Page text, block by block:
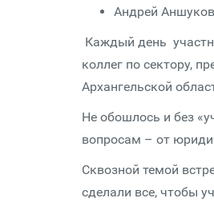
Андрей
Каждый день
коллег по сектору,
Архангельской
Не обошлось и без
вопросам – от
Сквозной темой
сделали все, чтобы